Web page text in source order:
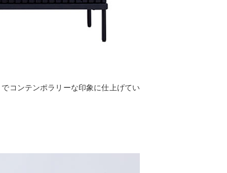
コンテンポラリーな印象に仕上げてい